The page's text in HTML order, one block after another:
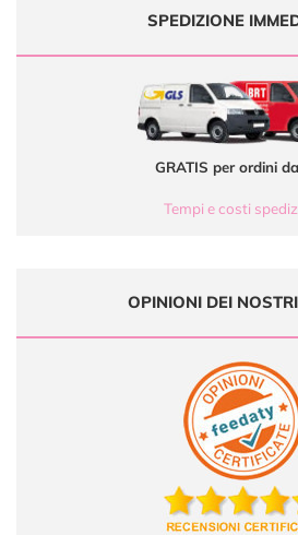
SPEDIZIONE
GRATIS per ordini
Tempi e costi
OPINIONI DEI